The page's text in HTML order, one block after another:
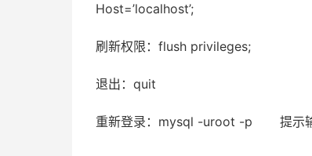
Host=’localhost’;
刷新权限：flush privileges;
退出：quit
重新登录：mysql -uroot -p 提示输